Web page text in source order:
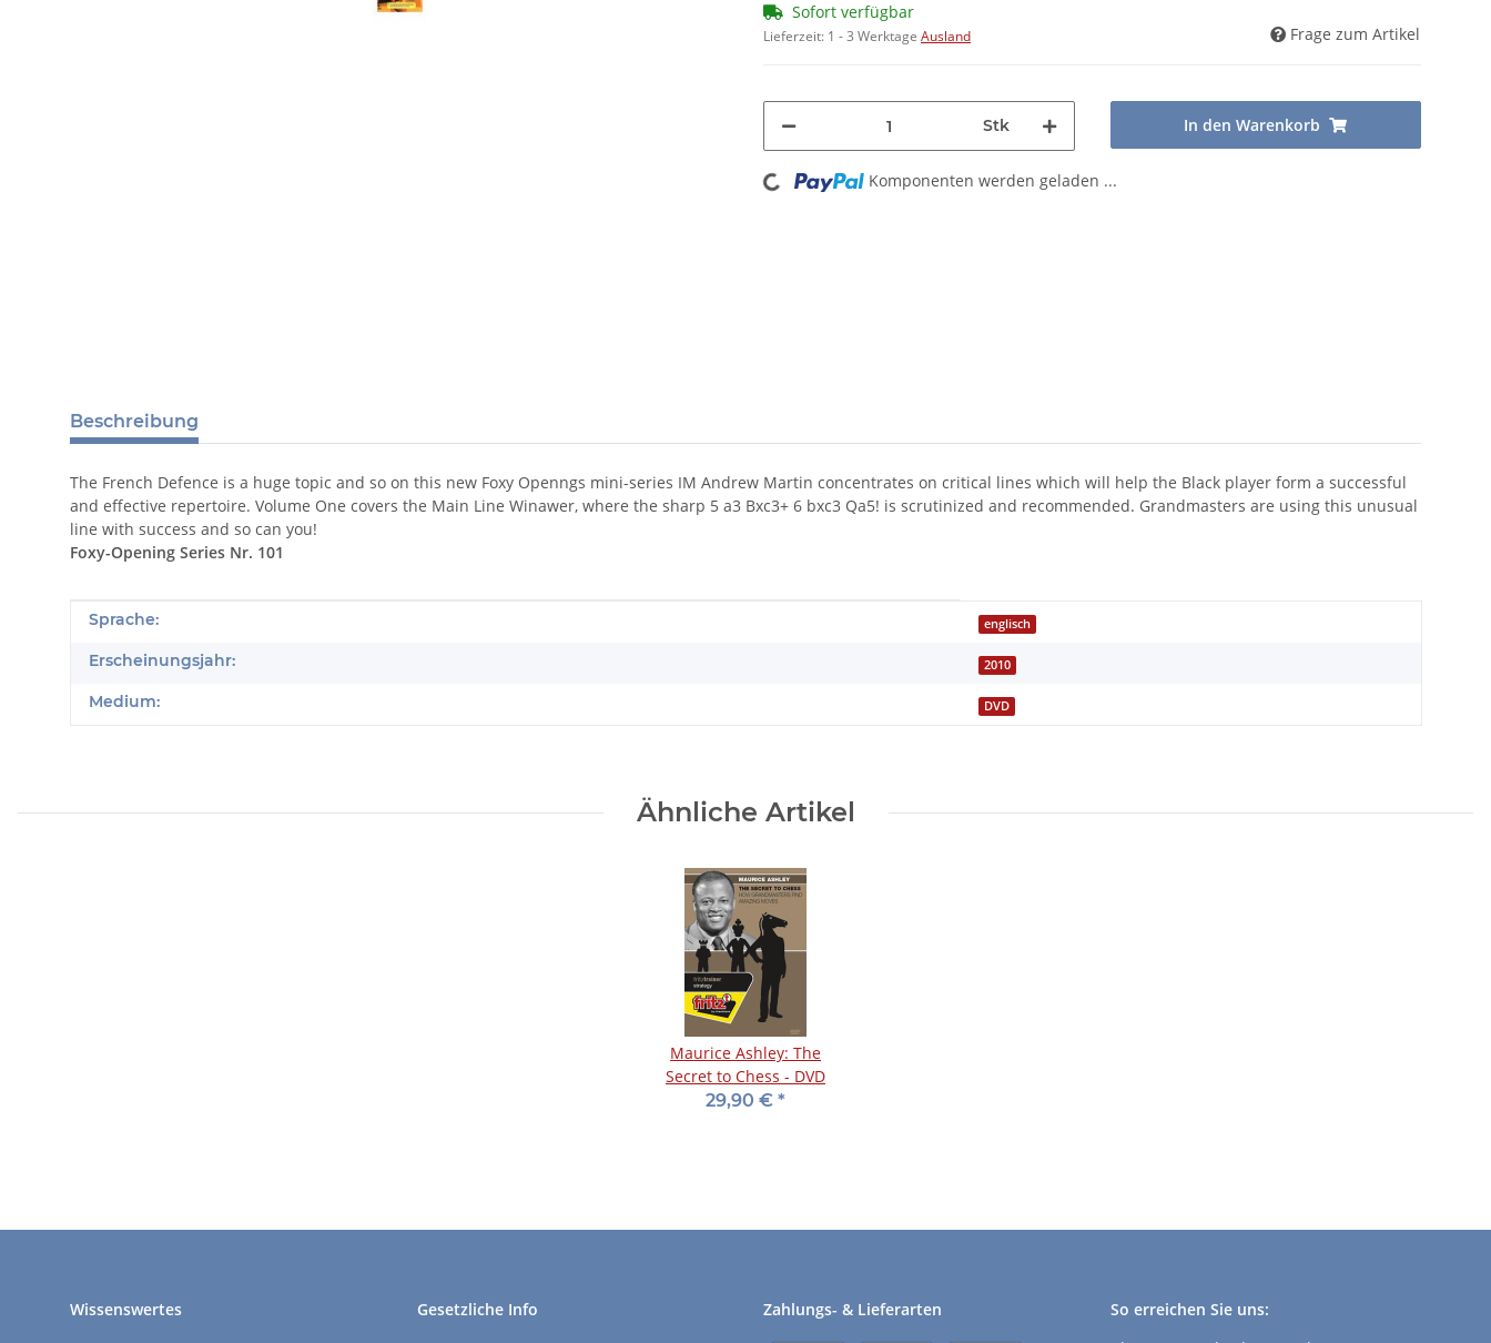
Sofort verfügbar
Lieferzeit: 1 - 3 Werktage Ausland Frage zum Artikel
Stk In den Warenkorb
Loading... Komponenten werden geladen ...
Beschreibung
The French Defence is a huge topic and so on this new Foxy Openngs mini-series IM Andrew Martin concentrates on critical lines which will help the Black player form a successful
and effective repertoire. Volume One covers the Main Line Winawer, where the sharp 5 a3 Bxc3+ 6 bxc3 Qa5! is scrutinized and recommended. Grandmasters are using this unusual
line with success and so can you!
Foxy-Opening Series Nr. 101
Produkteigenschaft
Wert
Sprache: englisch
Erscheinungsjahr: 2010
Medium: DVD
Ähnliche Artikel
Maurice Ashley: The
Secret to Chess - DVD
29,90 € *
Wissenswertes Gesetzliche Info Zahlungs- & Lieferarten
So erreichen Sie uns: